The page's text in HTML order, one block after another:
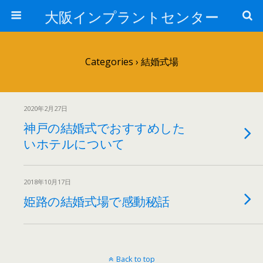
大阪インプラントセンター
Categories › 結婚式場
2020年2月27日
神戸の結婚式でおすすめした
いホテルについて
2018年10月17日
姫路の結婚式場で感動秘話
Back to top